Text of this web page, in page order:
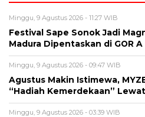
Minggu, 9 Agustus 2026 - 11:27 WIB
Festival Sape Sonok Jadi
Madura Dipentaskan di GOR A
Minggu, 9 Agustus 2026 - 09:47 WIB
Agustus Makin Istimewa,
“Hadiah Kemerdekaan”
Minggu, 9 Agustus 2026 - 03:39 WIB